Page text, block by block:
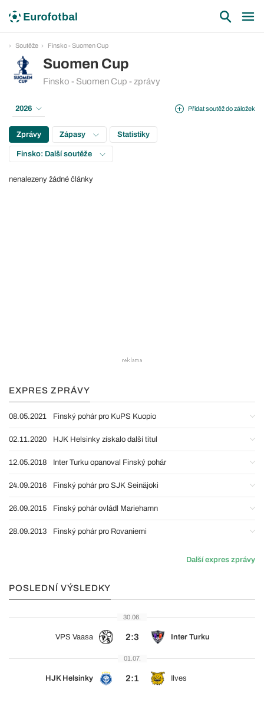
Soutěže Finsko - Suomen Cup
Suomen Cup
Finsko - Suomen Cup - zprávy
Přidat soutěž do záložek
2026
Zprávy Zápasy Statistiky
Finsko: Další soutěže
nenalezeny žádné články
EXPRES ZPRÁVY
08.05.2021 Finský pohár pro KuPS Kuopio
02.11.2020 HJK Helsinky získalo další titul
12.05.2018 Inter Turku opanoval Finský pohár
24.09.2016 Finský pohár pro SJK Seinäjoki
26.09.2015 Finský pohár ovládl Mariehamn
28.09.2013 Finský pohár pro Rovaniemi
Další expres zprávy
POSLEDNÍ VÝSLEDKY
30.06.
VPS Vaasa 2:3 Inter Turku
01.07.
HJK Helsinky 2:1 Ilves